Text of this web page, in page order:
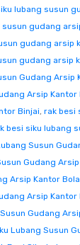
lubang susun
gudang
gudang arsip
gudang arsip
Gudang Arsip
Arsip Kantor
Binjai, rak besi
besi siku lubang
Susun
Gudang
Arsip Kantor
Arsip
Gudang
Lubang Susun